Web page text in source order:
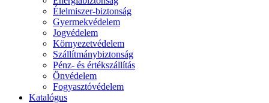
Élelmiszer-biztonság
Gyermekvédelem
Jogvédelem
Környezetvédelem
Szállítmánybiztonság
Pénz- és értékszállítás
Önvédelem
Fogyasztóvédelem
Katalógus